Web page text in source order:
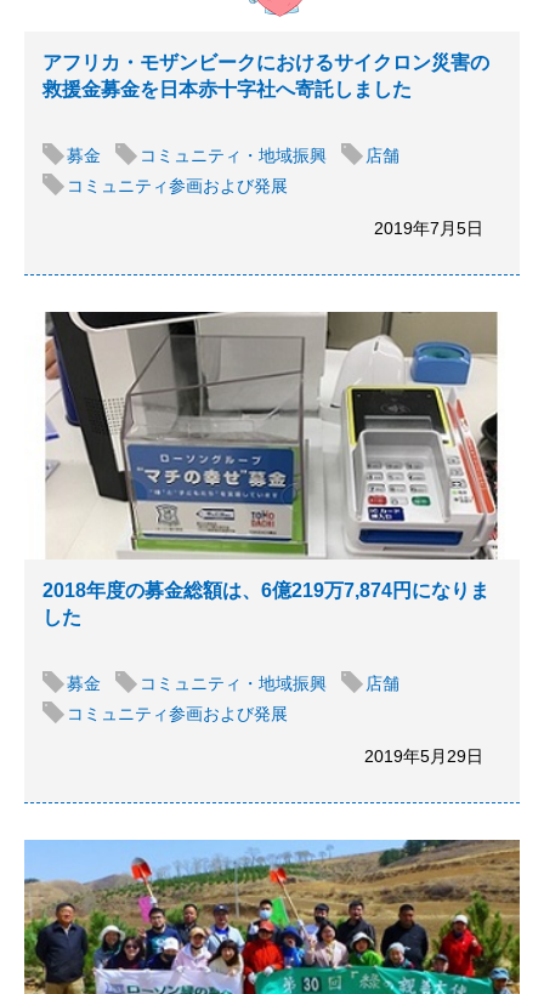
アフリカ・モザンビークにおけるサイクロン災害の
救援金募金を日本赤十字社へ寄託しました
募金 コミュニティ・地域振興
店舗
コミュニティ参画および発展
2019年7月5日
2018年度の募金総額は、6億219万7,874円になりま
した
募金 コミュニティ・地域振興
店舗
コミュニティ参画および発展
2019年5月29日